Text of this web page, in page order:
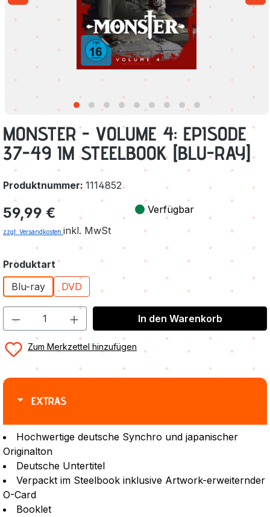
MONSTER - VOLUME 4: EPISODE
37-49 IM STEELBOOK [BLU-RAY]
Produktnummer: 1114852
Regulärer Preis:
59,99 €
zzgl. Versandkosten inkl. MwSt
Verfügbar
Produktartauswählen
Blu-ray
DVD
In den Warenkorb
Zum Merkzettel hinzufügen
EXTRAS
Hochwertige deutsche Synchro und japanischer
Originalton
Deutsche Untertitel
Verpackt im Steelbook inklusive Artwork-erweiternder
O-Card
Booklet